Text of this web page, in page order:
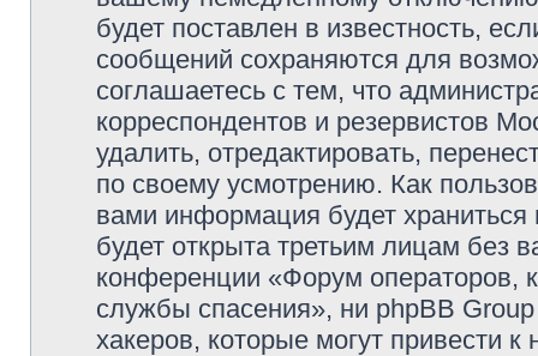
будет поставлен в известность,
сообщений сохраняются для
соглашаетесь с тем, что
корреспондентов и резервистов
удалить, отредактировать,
по своему усмотрению. Как
вами информация будет
будет открыта третьим лицам без
конференции «Форум операторов,
службы спасения», ни phpBB
хакеров, которые могут привести